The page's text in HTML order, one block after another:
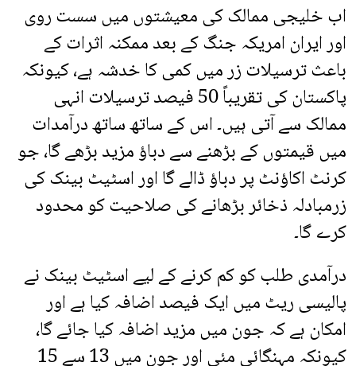
اب خلیجی ممالک کی معیشتوں میں سست روی
اور ایران امریکہ جنگ کے بعد ممکنہ اثرات کے
باعث ترسیلات زر میں کمی کا خدشہ ہے، کیونکہ
پاکستان کی تقریباً 50 فیصد ترسیلات انہی
ممالک سے آتی ہیں۔ اس کے ساتھ ساتھ درآمدات
میں قیمتوں کے بڑھنے سے دباؤ مزید بڑھے گا، جو
کرنٹ اکاؤنٹ پر دباؤ ڈالے گا اور اسٹیٹ بینک کی
زرمبادلہ ذخائر بڑھانے کی صلاحیت کو محدود
کرے گا۔
درآمدی طلب کو کم کرنے کے لیے اسٹیٹ بینک نے
پالیسی ریٹ میں ایک فیصد اضافہ کیا ہے اور
امکان ہے کہ جون میں مزید اضافہ کیا جائے گا،
کیونکہ مہنگائی مئی اور جون میں 13 سے 15